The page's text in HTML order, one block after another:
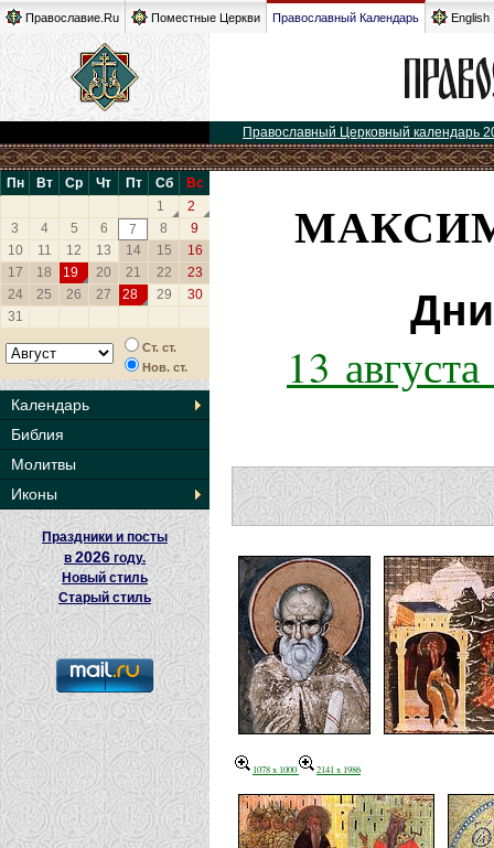
Православие.Ru Поместные Церкви Православный Календарь English
Православный Церковный календарь
Пн Вт Ср Чт Пт Сб
Вс
1
2
3
4 5 6 7 8
9
10
11 12 13 14 15
16
17
18 19 20 21 22
23
24
25 26 27 28 29
30
31
Ст. ст.
Нов. ст.
Календарь
Библия
Молитвы
Иконы
Праздники и посты
в2026 году.
Новый стиль
Старый стиль
13
1078 x 1000 2141 x 1986